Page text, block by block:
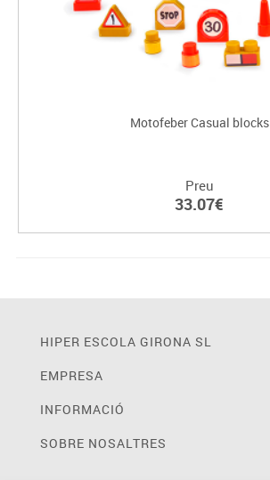
Motofeber Casual blocks
Preu
33.07€
HIPER ESCOLA GIRONA SL
EMPRESA
INFORMACIÓ
SOBRE NOSALTRES